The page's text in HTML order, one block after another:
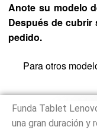
Anote su modelo
Despuésde cubrir
pedido.
Para otros
Funda Tablet
una gran duración y